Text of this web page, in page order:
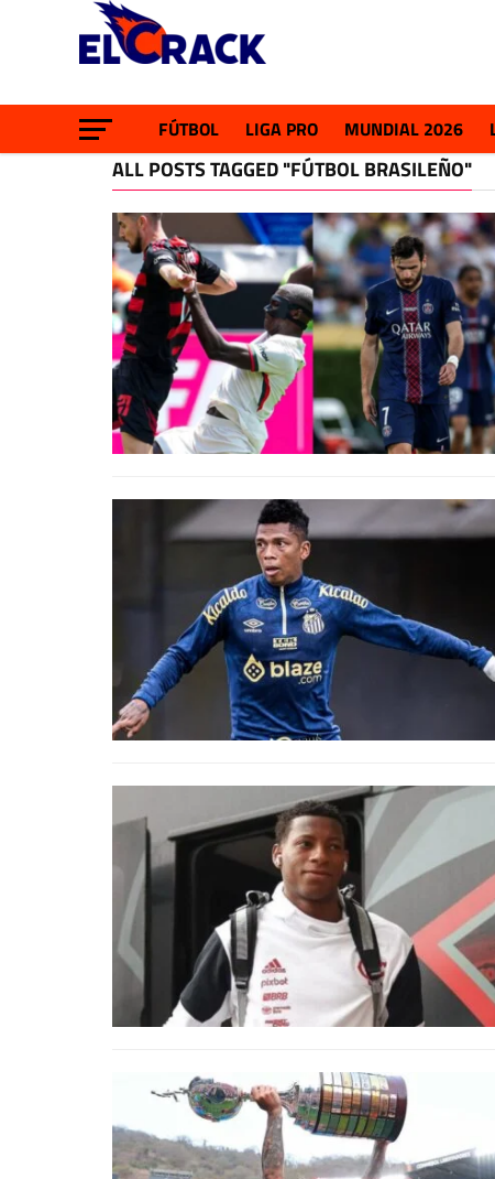
FÚTBOL LIGA PRO MUNDIAL 2026
ALL POSTS TAGGED "FÚTBOL BRASILEÑO"